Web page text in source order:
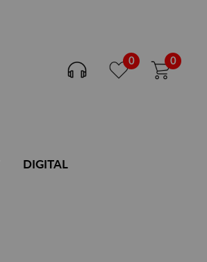
0 0
DIGITAL